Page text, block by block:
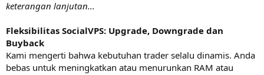
keterangan lanjutan...
Fleksibilitas SocialVPS: Upgrade, Downgrade dan
Buyback
Kami mengerti bahwa kebutuhan trader selalu dinamis. Anda
bebas untuk meningkatkan atau menurunkan RAM atau